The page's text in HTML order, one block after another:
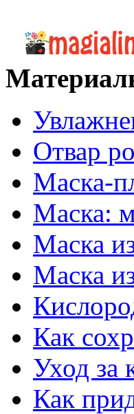
Отвар
Маска-
Маска:
Маска
Маска
Как
Уход за
Как